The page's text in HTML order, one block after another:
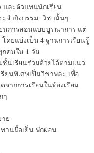
และตัวแทนนักเรียน
ะจำกิจกรรม วิชานั้นๆ
ยนการสอนแบบบูรณาการ แต่
ดยแบ่งเป็น 4 ฐานการเรียนรู้
คนใน 1 วัน
นเรียนร่วมด้วยได้ตามแนว
ยนพิเศษเป็นวิชาพละ เพื่อ
จากการเรียนในห้องเรียน
ๆ
ย
านมื้อเย็น พักผ่อน